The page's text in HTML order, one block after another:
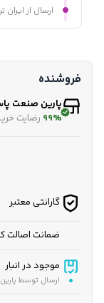
ارسال از ایران
فروشنده
پارین صنعت
99% رضایت
گارانتی معتبر
ضمانت اصالت
موجود در انبار
ارسال توسط